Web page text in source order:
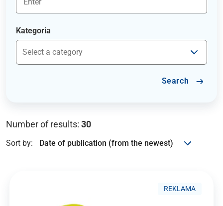
Kategoria
Search
Number of results: 30
Sort by:
REKLAMA